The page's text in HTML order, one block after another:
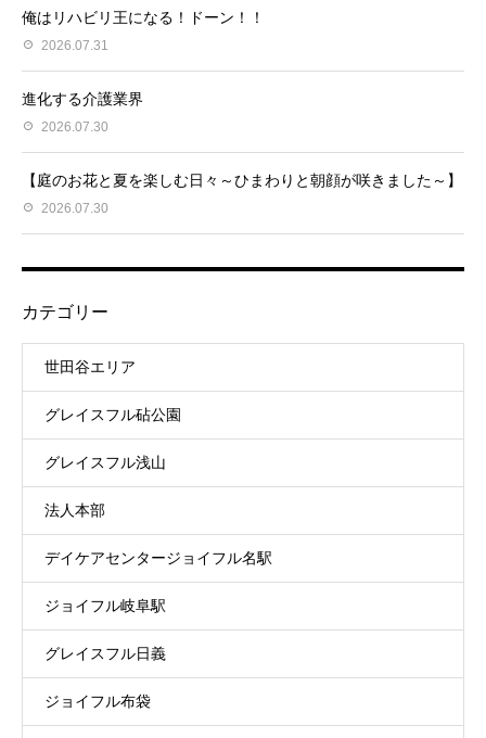
俺はリハビリ王になる！ドーン！！
2026.07.31
進化する介護業界
2026.07.30
【庭のお花と夏を楽しむ日々～ひまわりと朝顔が咲きました～】
2026.07.30
カテゴリー
世田谷エリア
グレイスフル砧公園
グレイスフル浅山
法人本部
デイケアセンタージョイフル名駅
ジョイフル岐阜駅
グレイスフル日義
ジョイフル布袋